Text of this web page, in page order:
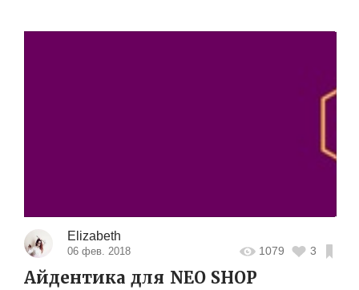
Elizabeth
06 фев. 2018 1079 3
Айдентика для NEO SHOP